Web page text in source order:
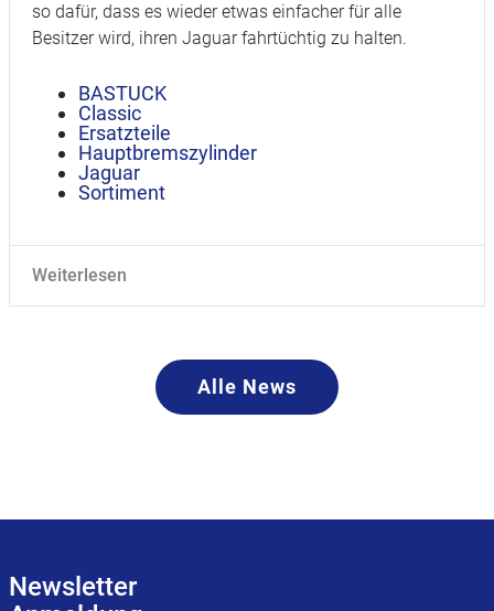
so dafür, dass es wieder etwas einfacher für alle
Besitzer wird, ihren Jaguar fahrtüchtig zu halten.
BASTUCK
Classic
Ersatzteile
Hauptbremszylinder
Jaguar
Sortiment
Weiterlesen
Alle News
Newsletter